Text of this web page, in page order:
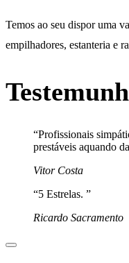
Temos ao seu dispor uma
empilhadores, estanteria e
“Profissionais
prestáveis aquando
Vitor Costa
“5 Estrelas. ”
Ricardo Sacramento